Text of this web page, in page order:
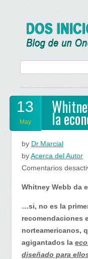
13
May la
by Dr.Marcial
byAcerca del Autor
Comentarios
Whitney Webb da
…si, no es la
recomendaciones
norteamericanos,
agigantados la
diseñado para